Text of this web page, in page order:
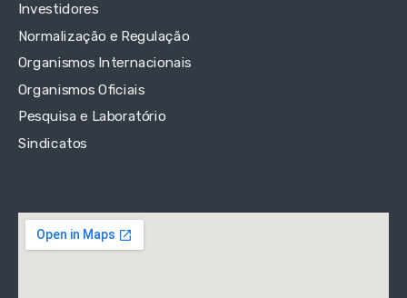
Investidores
Normalização e Regulação
Organismos Internacionais
Organismos Oficiais
Pesquisa e Laboratório
Sindicatos